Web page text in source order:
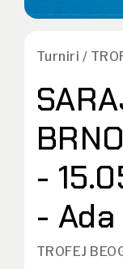
Turniri /
-
-
TROFEJ